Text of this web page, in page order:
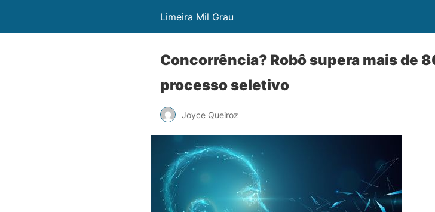
Limeira Mil Grau
Concorrência? Robô supera mais de
processo seletivo
Joyce Queiroz